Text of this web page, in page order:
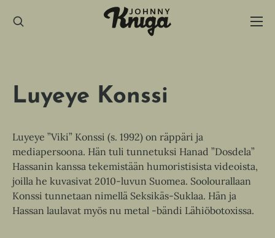
sisältöön
Luyeye Konssi
Luyeye ”Viki” Konssi (s. 1992) on räppäri ja
mediapersoona. Hän tuli tunnetuksi Hanad ”Dosdela”
Hassanin kanssa tekemistään humoristisista videoista,
joilla he kuvasivat 2010-luvun Suomea. Soolourallaan
Konssi tunnetaan nimellä Seksikäs-Suklaa. Hän ja
Hassan laulavat myös nu metal -bändi Lähiöbotoxissa.